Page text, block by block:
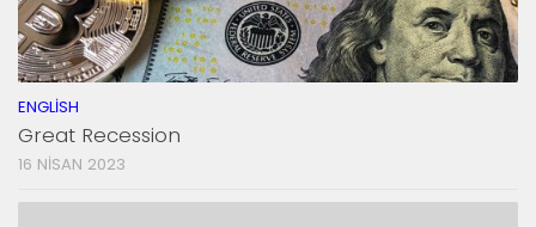
ENGLISH
Great Recession
16 NISAN 2023